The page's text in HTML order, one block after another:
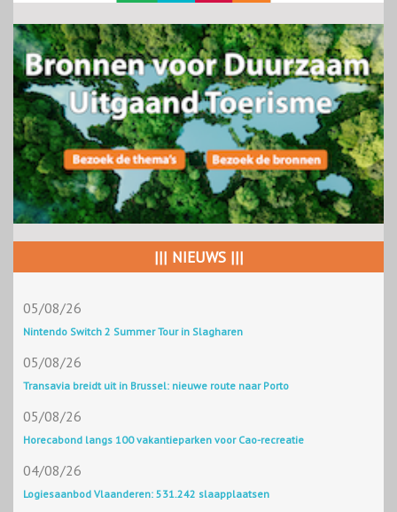
||| NIEUWS |||
05/08/26
Nintendo Switch 2 Summer Tour in Slagharen
05/08/26
Transavia breidt uit in Brussel: nieuwe route naar Porto
05/08/26
Horecabond langs 100 vakantieparken voor Cao-recreatie
04/08/26
Logiesaanbod Vlaanderen: 531.242 slaapplaatsen